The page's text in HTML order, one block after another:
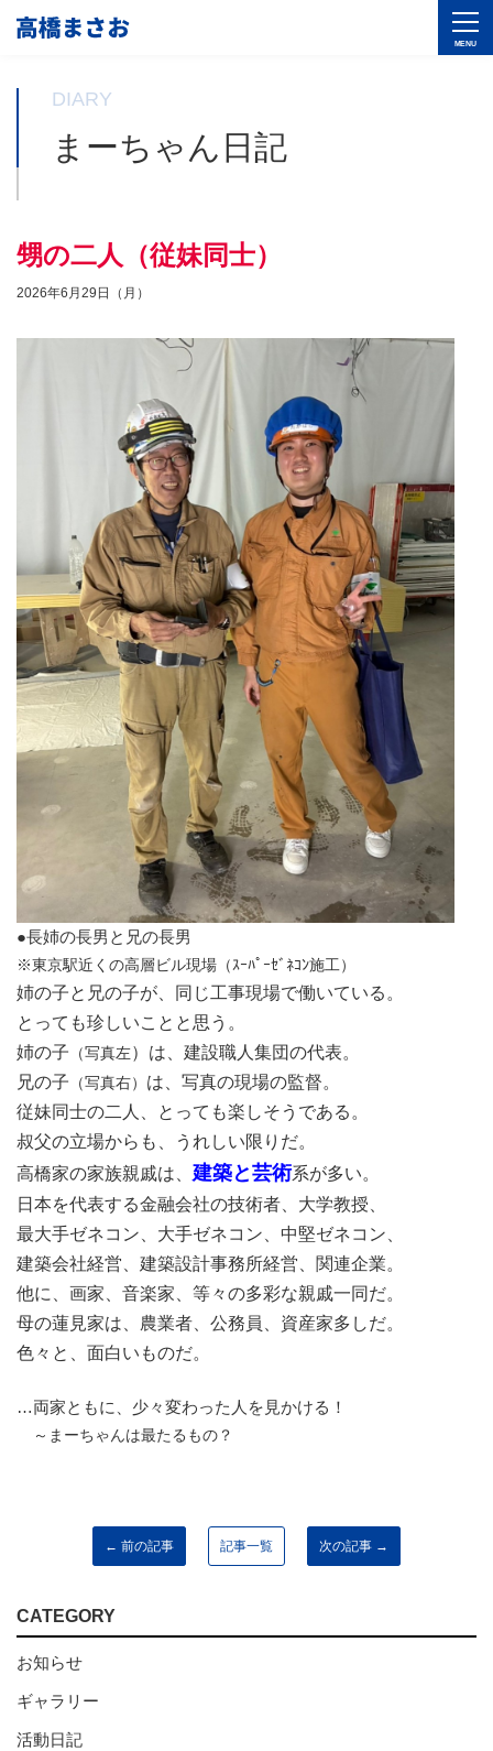
DIARY
まーちゃん日記
甥の二人（従妹同士）
2026年6月29日（月）
●長姉の長男と兄の長男
※東京駅近くの高層ビル現場（ｽｰﾊﾟｰｾﾞﾈｺﾝ施工）
姉の子と兄の子が、同じ工事現場で働いている。
とっても珍しいことと思う。
姉の子 （写真左）は、建設職人集団の代表。
兄の子 （写真右） は、写真の現場の監督。
従妹同士の二人、とっても楽しそうである。
叔父の立場からも、うれしい限りだ。
高橋家の家族親戚は、 建築と芸術系が多い。
日本を代表する金融会社の技術者、大学教授、
最大手ゼネコン、大手ゼネコン、中堅ゼネコン、
建築会社経営、建築設計事務所経営、関連企業。
他に、画家、音楽家、等々の多彩な親戚一同だ。
母の蓮見家は、農業者、公務員、資産家多しだ。
色々と、面白いものだ。
…両家ともに、少々変わった人を見かける！
～まーちゃんは最たるもの？
← 前の記事 記事一覧 次の記事 →
CATEGORY
お知らせ
ギャラリー
活動日記